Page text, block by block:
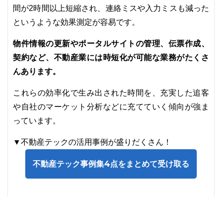
間が2時間以上短縮され、連絡ミスや入力ミスも減った
というような効果測定が容易です。
物件情報の更新やポータルサイトの管理、伝票作成、
契約など、不動産業には時短化が可能な業務がたくさ
んあります。
これらの効率化で生み出された時間を、充実した追客
や自社のマーケット分析などに充てていく傾向が強ま
っています。
▼不動産テックの活用事例が盛りだくさん！
不動産テック事例集4点をまとめて受け取る